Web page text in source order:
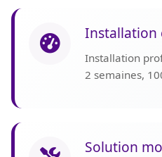
Installation
Installation
2 semaines,
Solution